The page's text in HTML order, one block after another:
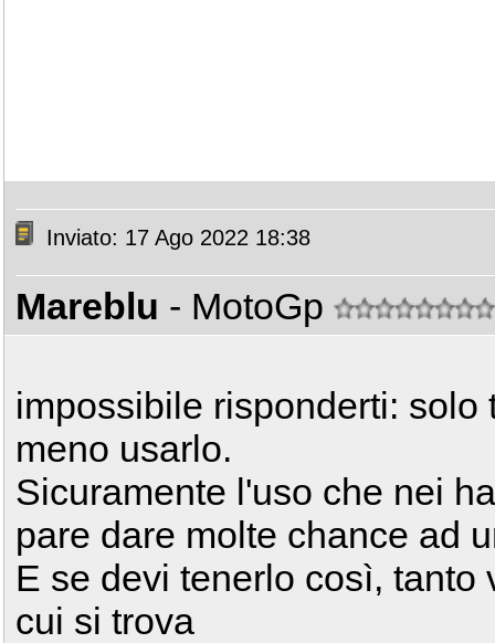
Inviato: 17 Ago 2022 18:38
Mareblu - MotoGp
impossibile risponderti:
meno usarlo.
Sicuramente l'uso che nei
pare dare molte chance ad
E se devi tenerlo così,
cui si trova